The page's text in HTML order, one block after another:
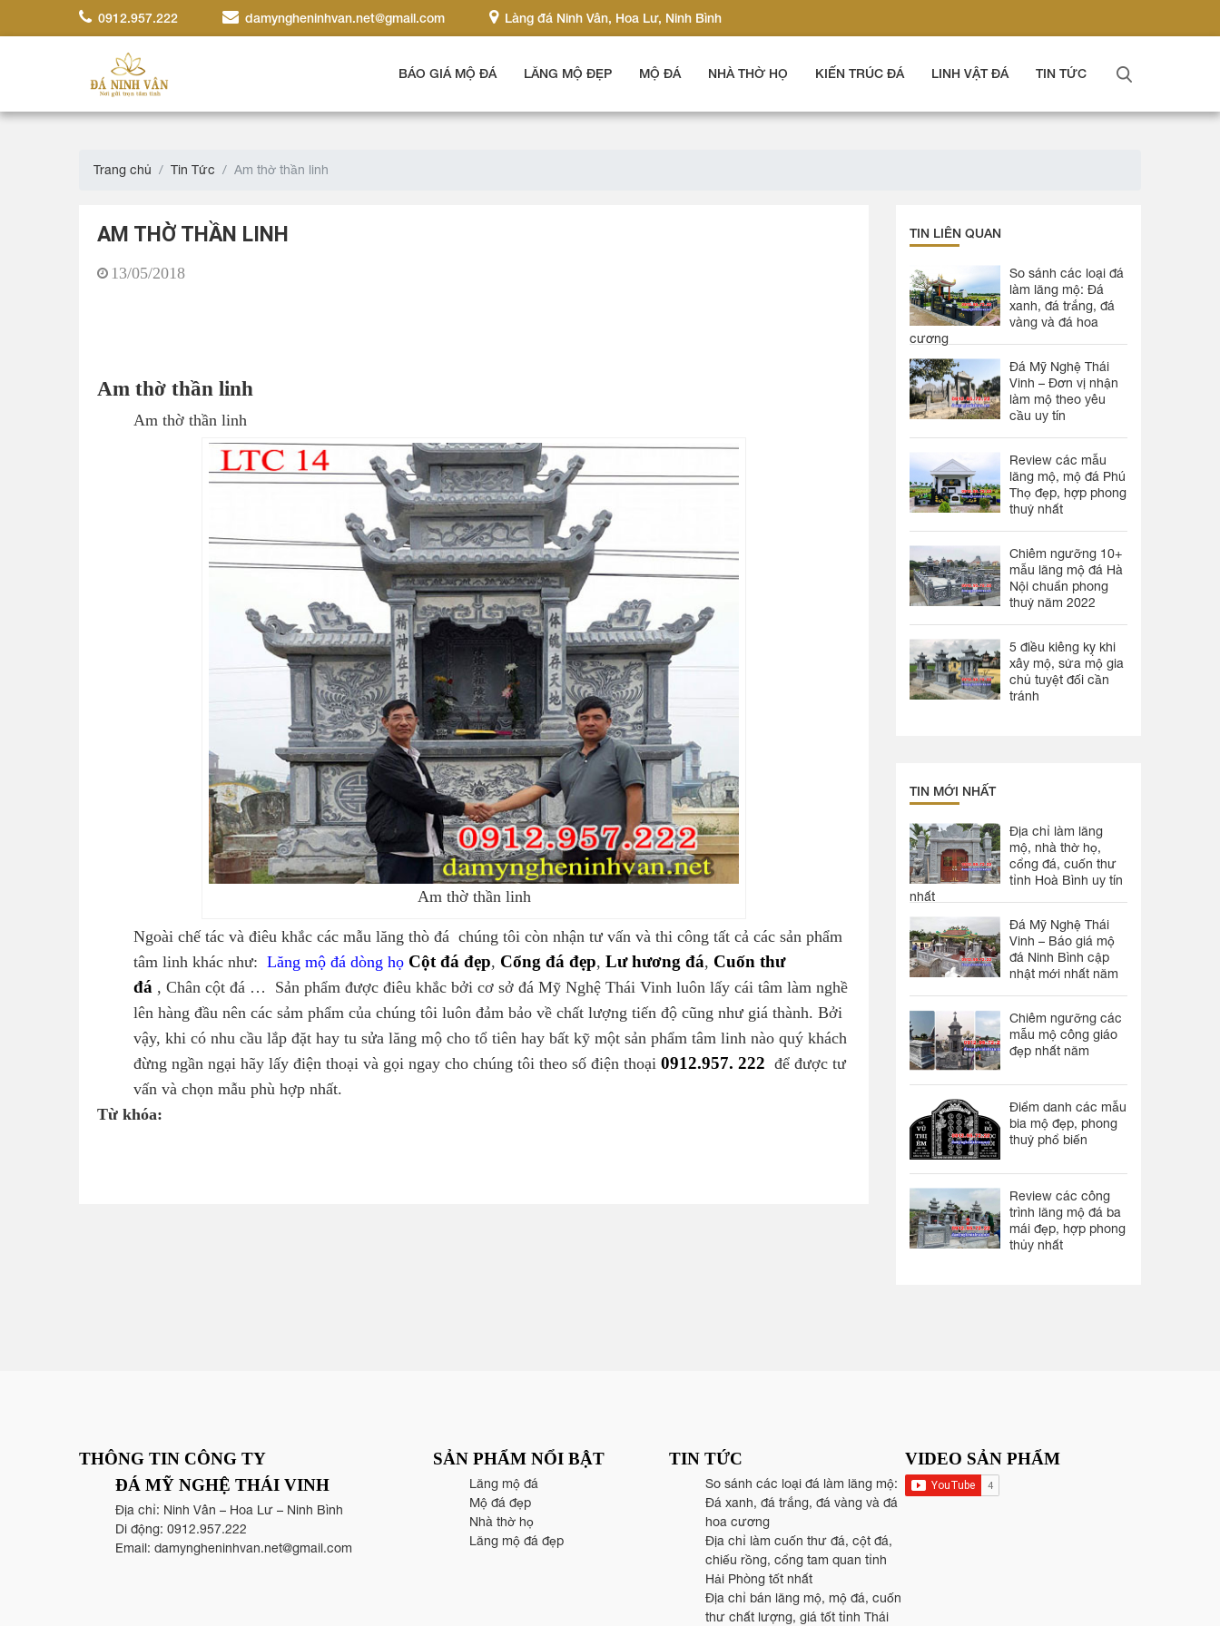
0912.957.222 damyngheninhvan.net@gmail.com Làng đá Ninh Vân, Hoa Lư, Ninh Bình
BÁO GIÁ MỘ ĐÁ LĂNG MỘ ĐẸP MỘ ĐÁ NHÀ THỜ HỌ KIẾN TRÚC ĐÁ LINH VẬT ĐÁ TIN TỨC
Trang chủ Tin Tức Am thờ thần linh
AM THỜ THẦN LINH
13/05/2018
Am thờ thần linh
Am thờ thần linh
Am thờ thần linh
Ngoài chế tác và điêu khắc các mẫu lăng thò đá chúng tôi còn nhận tư vấn và thi công tất cả các sản phẩm
tâm linh khác như: Lăng mộ đá dòng họ Cột đá đẹp, Cổng đá đẹp, Lư hương đá, Cuốn thư
đá , Chân cột đá … Sản phẩm được điêu khắc bởi cơ sở đá Mỹ Nghệ Thái Vinh luôn lấy cái tâm làm nghề
lên hàng đầu nên các sảm phẩm của chúng tôi luôn đảm bảo về chất lượng tiến độ cũng như giá thành. Bởi
vậy, khi có nhu cầu lắp đặt hay tu sửa lăng mộ cho tổ tiên hay bất kỹ một sản phẩm tâm linh nào quý khách
đừng ngần ngại hãy lấy điện thoại và gọi ngay cho chúng tôi theo số điện thoại 0912.957. 222 để được tư
vấn và chọn mẫu phù hợp nhất.
Từ khóa:
TIN LIÊN QUAN
So sánh các loại đá
làm lăng mộ: Đá
xanh, đá trắng, đá
vàng và đá hoa
cương
Đá Mỹ Nghệ Thái
Vinh – Đơn vị nhận
làm mộ theo yêu
cầu uy tín
Review các mẫu
lăng mộ, mộ đá Phú
Thọ đẹp, hợp phong
thuỷ nhất
Chiêm ngưỡng 10+
mẫu lăng mộ đá Hà
Nội chuẩn phong
thuỷ năm 2022
5 điều kiêng kỵ khi
xây mộ, sửa mộ gia
chủ tuyệt đối cần
tránh
TIN MỚI NHẤT
Địa chỉ làm lăng
mộ, nhà thờ họ,
cổng đá, cuốn thư
tỉnh Hoà Bình uy tín
nhất
Đá Mỹ Nghệ Thái
Vinh – Báo giá mộ
đá Ninh Bình cập
nhật mới nhất năm
Chiêm ngưỡng các
mẫu mộ công giáo
đẹp nhất năm
Điểm danh các mẫu
bia mộ đẹp, phong
thuỷ phổ biến
Review các công
trình lăng mộ đá ba
mái đẹp, hợp phong
thủy nhất
THÔNG TIN CÔNG TY
ĐÁ MỸ NGHỆ THÁI VINH
Địa chỉ: Ninh Vân – Hoa Lư – Ninh Bình
Di động: 0912.957.222
Email: damyngheninhvan.net@gmail.com
SẢN PHẨM NỔI BẬT
Lăng mộ đá
Mộ đá đẹp
Nhà thờ họ
Lăng mộ đá đẹp
TIN TỨC
So sánh các loại đá làm lăng mộ:
Đá xanh, đá trắng, đá vàng và đá
hoa cương
Địa chỉ làm cuốn thư đá, cột đá,
chiếu rồng, cổng tam quan tỉnh
Hải Phòng tốt nhất
Địa chỉ bán lăng mộ, mộ đá, cuốn
thư chất lượng, giá tốt tỉnh Thái
VIDEO SẢN PHẨM